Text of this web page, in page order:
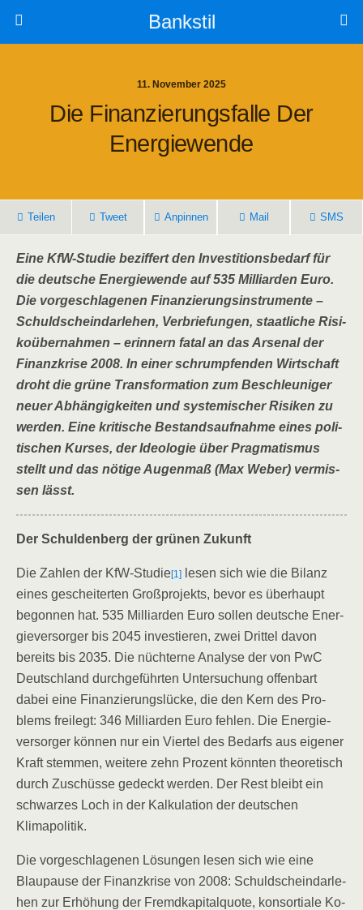
Bankstil
11. November 2025
Die Finan­zie­rungs­fal­le Der
Energiewende
Tei­len Tweet Anpin­nen Mail SMS
Eine KfW-Stu­die bezif­fert den Inves­ti­ti­ons­be­darf für
die deut­sche Ener­gie­wen­de auf 535 Mil­li­ar­den Euro.
Die vor­ge­schla­ge­nen Finan­zie­rungs­in­stru­men­te –
Schuld­schein­dar­le­hen, Ver­brie­fun­gen, staat­li­che Risi­
ko­über­nah­men – erin­nern fatal an das Arse­nal der
Finanz­kri­se 2008. In einer schrump­fen­den Wirt­schaft
droht die grü­ne Trans­for­ma­ti­on zum Beschleu­ni­ger
neu­er Abhän­gig­kei­ten und sys­te­mi­scher Risi­ken zu
wer­den. Eine kri­ti­sche Bestands­auf­nah­me eines poli­
ti­schen Kur­ses, der Ideo­lo­gie über Prag­ma­tis­mus
stellt und das nöti­ge Augen­maß (Max Weber) ver­mis­
sen lässt.
Der Schul­den­berg der grü­nen Zukunft
Die Zah­len der KfW-Stu­die[1]
lesen sich wie die Bilanz
eines geschei­ter­ten Groß­pro­jekts, bevor es über­haupt
begon­nen hat. 535 Mil­li­ar­den Euro sol­len deut­sche Ener­
gie­ver­sor­ger bis 2045 inves­tie­ren, zwei Drit­tel davon
bereits bis 2035. Die nüch­ter­ne Ana­ly­se der von PwC
Deutsch­land durch­ge­führ­ten Unter­su­chung offen­bart
dabei eine Finan­zie­rungs­lü­cke, die den Kern des Pro­
blems frei­legt: 346 Mil­li­ar­den Euro feh­len. Die Ener­gie­
ver­sor­ger kön­nen nur ein Vier­tel des Bedarfs aus eige­ner
Kraft stem­men, wei­te­re zehn Pro­zent könn­ten theo­re­tisch
durch Zuschüs­se gedeckt wer­den. Der Rest bleibt ein
schwar­zes Loch in der Kal­ku­la­ti­on der deut­schen
Klimapolitik.
Die vor­ge­schla­ge­nen Lösun­gen lesen sich wie eine
Blau­pau­se der Finanz­kri­se von 2008: Schuld­schein­dar­le­
hen zur Erhö­hung der Fremd­ka­pi­tal­quo­te, kon­sor­tia­le Ko-